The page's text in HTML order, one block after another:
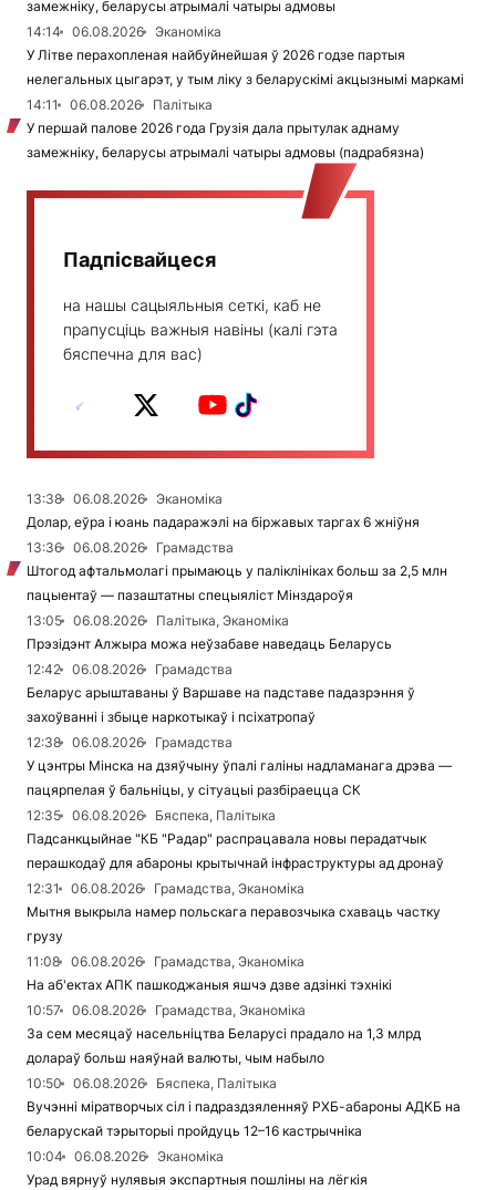
замежніку, беларусы атрымалі чатыры адмовы
14:14
06.08.2026
Эканоміка
У Літве перахопленая найбуйнейшая ў 2026 годзе партыя
нелегальных цыгарэт, у тым ліку з беларускімі акцызнымі маркамі
14:11
06.08.2026
Палітыка
У першай палове 2026 года Грузія дала прытулак аднаму
замежніку, беларусы атрымалі чатыры адмовы (падрабязна)
Падпісвайцеся
на нашы сацыяльныя сеткі, каб не
прапусціць важныя навіны (калі гэта
бяспечна для вас)
13:38 06.08.2026
Эканоміка
Долар, еўра і юань падаражэлі на біржавых таргах 6 жніўня
13:36
06.08.2026
Грамадства
Штогод афтальмолагі прымаюць у паліклініках больш за 2,5 млн
пацыентаў — пазаштатны спецыяліст Мінздароўя
13:05
06.08.2026
Палітыка, Эканоміка
Прэзідэнт Алжыра можа неўзабаве наведаць Беларусь
12:42
06.08.2026
Грамадства
Беларус арыштаваны ў Варшаве на падставе падазрэння ў
захоўванні і збыце наркотыкаў і псіхатропаў
12:38
06.08.2026
Грамадства
У цэнтры Мінска на дзяўчыну ўпалі галіны надламанага дрэва —
пацярпелая ў бальніцы, у сітуацыі разбіраецца СК
12:35
06.08.2026
Бяспека, Палітыка
Падсанкцыйнае "КБ "Радар" распрацавала новы перадатчык
перашкодаў для абароны крытычнай інфраструктуры ад дронаў
12:31
06.08.2026
Грамадства, Эканоміка
Мытня выкрыла намер польскага перавозчыка схаваць частку
грузу
11:08
06.08.2026
Грамадства, Эканоміка
На аб'ектах АПК пашкоджаныя яшчэ дзве адзінкі тэхнікі
10:57
06.08.2026
Грамадства, Эканоміка
За сем месяцаў насельніцтва Беларусі прадало на 1,3 млрд
долараў больш наяўнай валюты, чым набыло
10:50
06.08.2026
Бяспека, Палітыка
Вучэнні міратворчых сіл і падраздзяленняў РХБ-абароны АДКБ на
беларускай тэрыторыі пройдуць 12–16 кастрычніка
10:04
06.08.2026
Эканоміка
Урад вярнуў нулявыя экспартныя пошліны на лёгкія